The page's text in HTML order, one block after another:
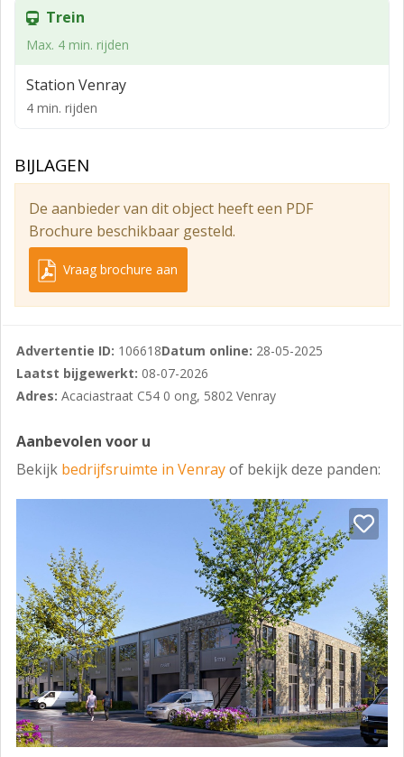
Trein
Max. 4 min. rijden
Station Venray
4 min. rijden
BIJLAGEN
De aanbieder van dit object heeft een PDF
Brochure beschikbaar gesteld.
Vraag brochure aan
Advertentie ID: 106618Datum online: 28-05-2025
Laatst bijgewerkt: 08-07-2026
Adres: Acaciastraat C54 0 ong, 5802 Venray
Aanbevolen voor u
Bekijk bedrijfsruimte in Venrayof bekijk deze panden: